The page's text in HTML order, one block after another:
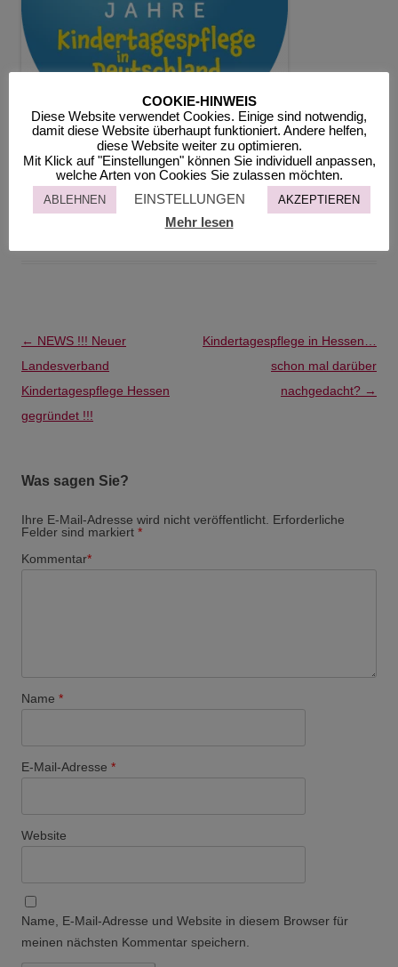
Wir freuen uns, wenn unseren Beitrag teilen.
teilen teilen
Beitragsnavigation
← NEWS !!! Neuer
Landesverband
Kindertagespflege Hessen
gegründet !!!
Kindertagespflege in Hessen…
schon mal darüber
nachgedacht? →
Was sagen Sie?
Ihre E-Mail-Adresse wird nicht veröffentlicht. Erforderliche
Felder sind markiert *
Kommentar*
Name *
E-Mail-Adresse *
Website
Name, E-Mail-Adresse und Website in diesem Browser für
meinen nächsten Kommentar speichern.
COOKIE-HINWEIS
Diese Website verwendet Cookies. Einige sind notwendig,
damit diese Website überhaupt funktioniert. Andere helfen,
diese Website weiter zu optimieren.
Mit Klick auf "Einstellungen" können Sie individuell anpassen,
welche Arten von Cookies Sie zulassen möchten.
ABLEHNEN EINSTELLUNGEN AKZEPTIEREN
Mehr lesen